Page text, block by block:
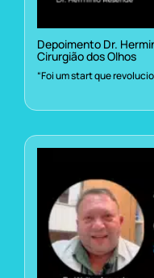
Depoimento Dr.
Cirurgião dos Olhos
“Foi um start que